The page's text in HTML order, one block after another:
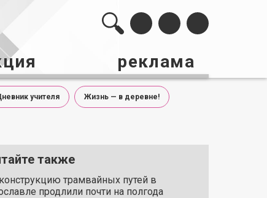
реклама
учителя Жизнь — в деревне!
также
трамвайных путей в
продлили почти на полгода